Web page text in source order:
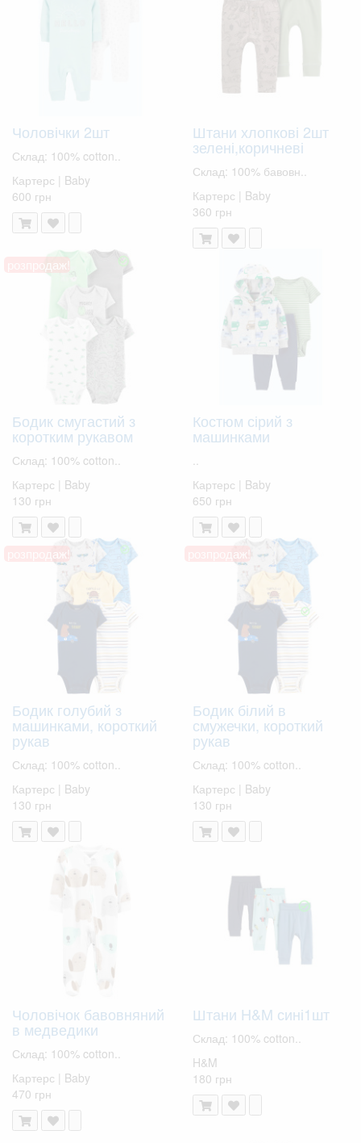
Чоловічки 2шт
Склад: 100% cotton..
Картерс | Baby
600 грн
Штани хлопкові 2шт
зелені,коричневі
Склад: 100% бавовн..
Картерс | Baby
360 грн
розпродаж!
Бодик смугастий з
коротким рукавом
Склад: 100% cotton..
Картерс | Baby
130 грн
Костюм сірий з
машинками
Картерс | Baby
650 грн
розпродаж!
Бодик голубий з
машинками, короткий
рукав
Склад: 100% cotton..
Картерс | Baby
130 грн
розпродаж!
Бодик білий в
смужечки, короткий
рукав
Склад: 100% cotton..
Картерс | Baby
130 грн
Чоловічок бавовняний
в медведики
Склад: 100% cotton..
Картерс | Baby
470 грн
Штани H&M сині1шт
Склад: 100% cotton..
H&M
180 грн